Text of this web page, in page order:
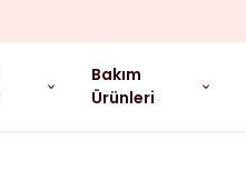
Bakım
Ürünleri